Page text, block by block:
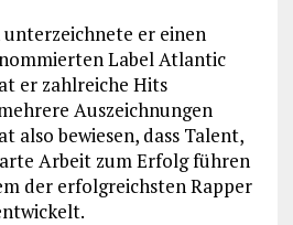
er einen
Label Atlantic
er zahlreiche Hits
Auszeichnungen
also bewiesen, dass Talent,
Arbeit zum Erfolg führen
der erfolgreichsten Rapper